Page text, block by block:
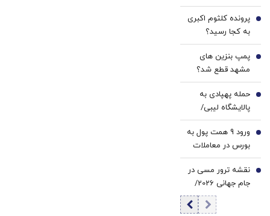
قتل رسید / فیلم
جنایت برای خانواده
ارسال شد
پرونده کلثوم اکبری
به کجا رسید؟
3
پمپ بنزین های
مشهد قطع شد؟
4
حمله پهپادی به
پالایشگاه لیبی/
هیچ آتش‌سوزی
رخ نداده و هیچ
کس مجروح نشده
است
5
ورود 9 همت پول به
بورس در معاملات
امروز | فقط 18 نماد
منفی بودند |
بازگشایی نماد
«فولاد» پس از 5.5
6
نقشه ترور مسی در
جام جهانی 2026/
تهدید به بمب
گذاری پیش از بازی
7